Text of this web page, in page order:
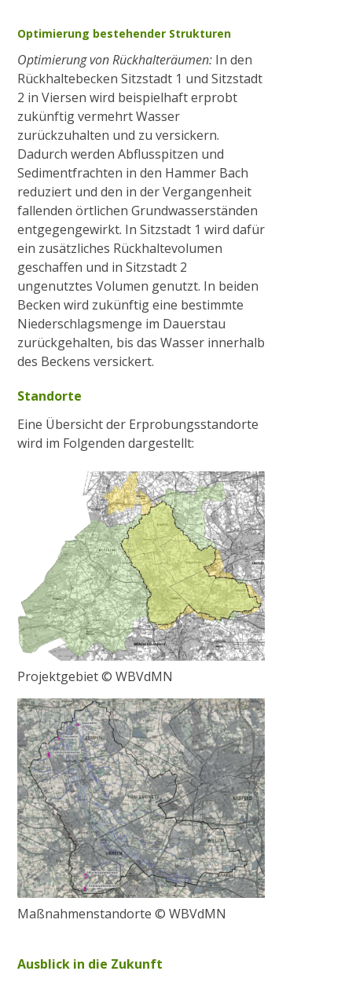
Optimierung bestehender Strukturen
Optimierung von Rückhalteräumen:In den
Rückhaltebecken Sitzstadt 1 und Sitzstadt
2 in Viersen wird beispielhaft erprobt
zukünftig vermehrt Wasser
zurückzuhalten und zu versickern.
Dadurch werden Abflusspitzen und
Sedimentfrachten in den Hammer Bach
reduziert und den in der Vergangenheit
fallenden örtlichen Grundwasserständen
entgegengewirkt. In Sitzstadt 1 wird dafür
ein zusätzliches Rückhaltevolumen
geschaffen und in Sitzstadt 2
ungenutztes Volumen genutzt. In beiden
Becken wird zukünftig eine bestimmte
Niederschlagsmenge im Dauerstau
zurückgehalten, bis das Wasser innerhalb
des Beckens versickert.
Standorte
Eine Übersicht der Erprobungsstandorte
wird im Folgenden dargestellt:
Projektgebiet © WBVdMN
Maßnahmenstandorte © WBVdMN
Ausblick in die Zukunft